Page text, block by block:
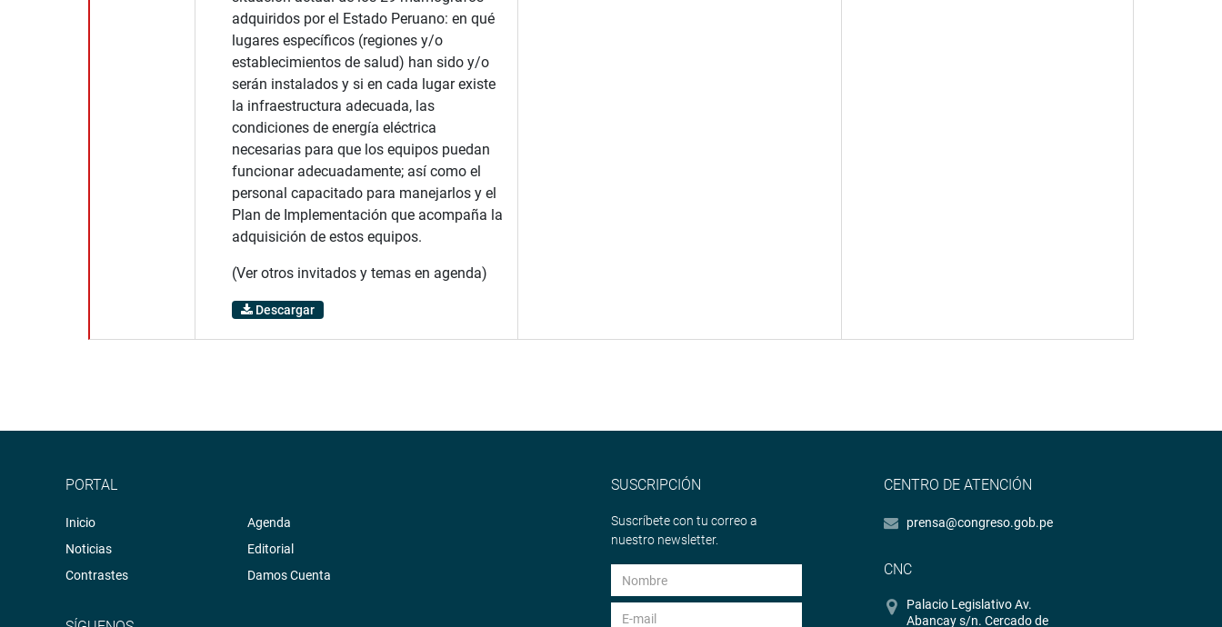
adquiridos por el Estado Peruano: en qué
lugares específicos (regiones y/o
establecimientos de salud) han sido y/o
serán instalados y si en cada lugar existe
la infraestructura adecuada, las
condiciones de energía eléctrica
necesarias para que los equipos puedan
funcionar adecuadamente; así como el
personal capacitado para manejarlos y el
Plan de Implementación que acompaña la
adquisición de estos equipos.
(Ver otros invitados y temas en agenda)
Descargar
PORTAL
Inicio
Noticias
Contrastes
Agenda
Editorial
Damos Cuenta
SUSCRIPCIÓN
Suscríbete con tu correo a
nuestro newsletter.
CENTRO DE ATENCIÓN
prensa@congreso.gob.pe
CNC
Palacio Legislativo Av.
Abancay s/n. Cercado de